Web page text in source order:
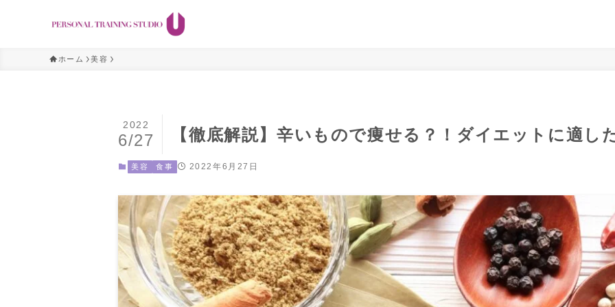
ホーム 美容
【徹底解説】辛いもので痩せる？！ダイエットに適し
2022
6/27
美容 食事 2022年6月27日